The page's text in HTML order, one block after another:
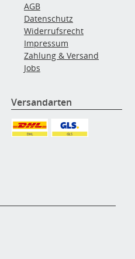
AGB
Datenschutz
Widerrufsrecht
Impressum
Zahlung & Versand
Jobs
Versandarten